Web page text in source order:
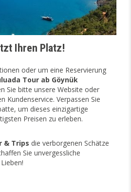
Ihren Platz!
oder um eine Reservierung
Tour ab Göynük
Sie bitte unsere Website oder
Kundenservice. Verpassen Sie
um dieses einzigartige
Preisen zu erleben.
& Trips die verborgenen Schätze
Sie unvergessliche